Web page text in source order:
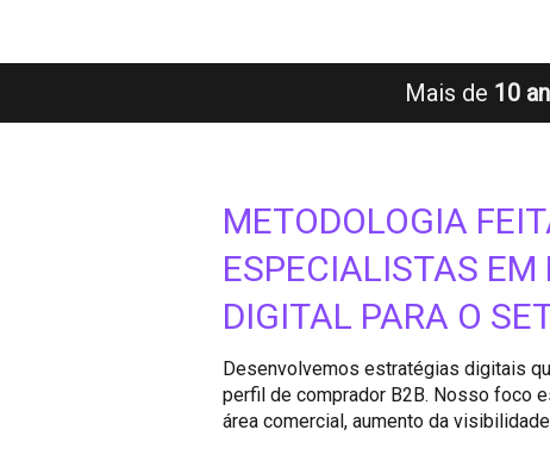
Mais de 10
METODOLOGIA
ESPECIALISTAS EM
DIGITAL PARA O
Desenvolvemos estratégias digitais
perfil de comprador B2B. Nosso foco
área comercial, aumento da